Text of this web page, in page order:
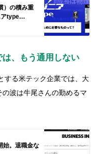
）の積み重
アtype
は、もう通用しない
する米テック企業では、大
波は牛尾さんの勤めるマ
始。退職金な